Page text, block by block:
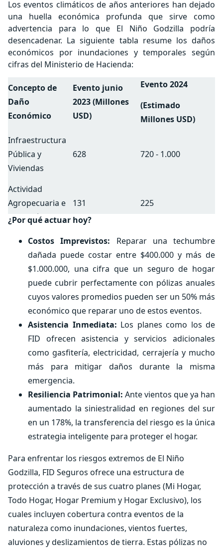
Los eventos climáticos de años anteriores han dejado
una huella económica profunda que sirve como
advertencia para lo que El Niño Godzilla podría
desencadenar. La siguiente tabla resume los daños
económicos por inundaciones y temporales según
cifras del Ministerio de Hacienda:
Concepto de
Daño
Económico
Evento junio
2023(Millones
USD)
Evento 2024
(Estimado
Millones USD)
Infraestructura
Pública y
Viviendas
628 720 - 1.000
Actividad
Agropecuaria e
Irrigación
131 225
Costo Total del
Evento
759
2.257 (Incluye
capital
económico)
¿Por qué actuar hoy?
Costos Imprevistos: Reparar una techumbre
dañada puede costar entre $400.000 y más de
$1.000.000, una cifra que un seguro de hogar
puede cubrir perfectamente con pólizas anuales
cuyos valores promedios pueden ser un 50% más
económico que reparar uno de estos eventos.
Asistencia Inmediata: Los planes como los de
FID ofrecen asistencia y servicios adicionales
como gasfitería, electricidad, cerrajería y mucho
más para mitigar daños durante la misma
emergencia.
Resiliencia Patrimonial: Ante vientos que ya han
aumentado la siniestralidad en regiones del sur
en un 178%, la transferencia del riesgo es la única
estrategia inteligente para proteger el hogar.
Para enfrentar los riesgos extremos de El Niño
Godzilla, FID Seguros ofrece una estructura de
protección a través de sus cuatro planes (Mi Hogar,
Todo Hogar, Hogar Premium y Hogar Exclusivo), los
cuales incluyen cobertura contra eventos de la
naturaleza como inundaciones, vientos fuertes,
aluviones y deslizamientos de tierra. Estas pólizas no